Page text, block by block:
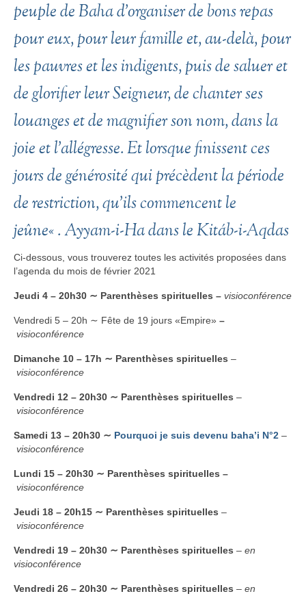
peuple de Baha d’organiser de bons repas
pour eux, pour leur famille et, au-delà, pour
les pauvres et les indigents, puis de saluer et
de glorifier leur Seigneur, de chanter ses
louanges et de magnifier son nom, dans la
joie et l’allégresse. Et lorsque finissent ces
jours de générosité qui précèdent la période
de restriction, qu’ils commencent le
jeûne« . Ayyam-i-Ha dans leKitáb-i-Aqdas
Ci-dessous, vous trouverez toutes les activités proposées dans
l’agenda du mois de février 2021
Jeudi 4 – 20h30 ∼ Parenthèses spirituelles – visioconférence
Vendredi 5 – 20h ∼ Fête de 19 jours «Empire» –
visioconférence
Dimanche 10 – 17h ∼ Parenthèses spirituelles –
visioconférence
Vendredi 12 – 20h30 ∼ Parenthèses spirituelles –
visioconférence
Samedi 13 – 20h30 ∼ Pourquoi je suis devenu baha’i N°2 –
visioconférence
Lundi 15 – 20h30 ∼ Parenthèses spirituelles –
visioconférence
Jeudi 18 – 20h15 ∼ Parenthèses spirituelles –
visioconférence
Vendredi 19 – 20h30 ∼ Parenthèses spirituelles – en
visioconférence
Vendredi 26 – 20h30 ∼ Parenthèses spirituelles – en